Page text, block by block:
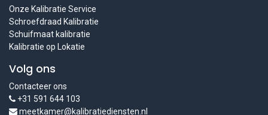
Onze Kalibratie Service
Schroefdraad Kalibratie
Schuifmaat kalibratie
Kalibratie op Lokatie
Volg ons
Contacteer ons
+31 591 644 103
meetkamer@kalibratiediensten.nl